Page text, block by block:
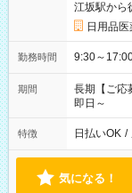
江坂駅から
日用品
勤務時間
期間
長期【ご応
即日～
特徴 日払いOK /
気になる！